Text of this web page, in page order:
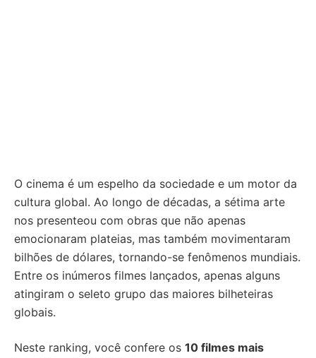
O cinema é um espelho da sociedade e um motor da
cultura global. Ao longo de décadas, a sétima arte
nos presenteou com obras que não apenas
emocionaram plateias, mas também movimentaram
bilhões de dólares, tornando-se fenômenos mundiais.
Entre os inúmeros filmes lançados, apenas alguns
atingiram o seleto grupo das maiores bilheteiras
globais.
Neste ranking, você confere os 10 filmes mais